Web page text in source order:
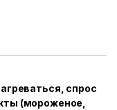
спрос
(мороженое,